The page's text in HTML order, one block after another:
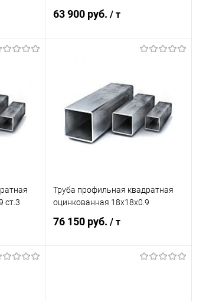
заказ
63 900 руб./ т
Купить в 1 клик Сравнение
В избранное Под заказ
ст.3
Труба профильная квадратная
оцинкованная 18х18х0.9
76 150 руб./ т